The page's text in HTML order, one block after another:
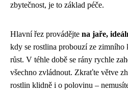
zbytečnost, je to základ péče.
Hlavní řez provádějte na jaře,
kdy se rostlina probouzí ze
růst. V téhle době se rány rychle
všechno zvládnout. Zkraťte větve
rostlin klidně i o polovinu –